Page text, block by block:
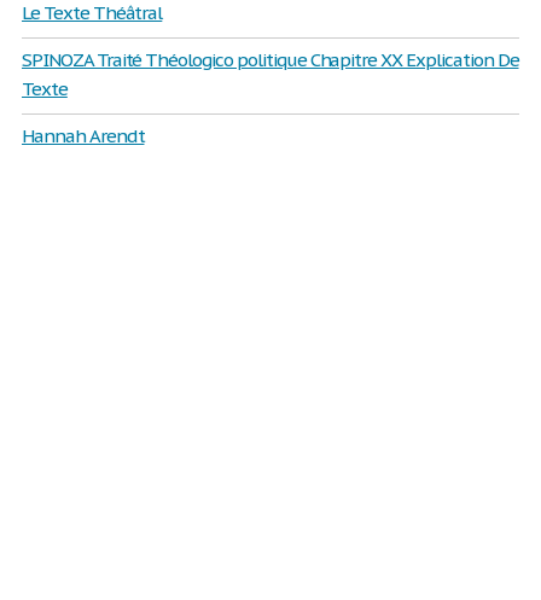
Le Texte Théâtral
SPINOZA Traité Théologico politique Chapitre XX Explication De
Texte
Hannah Arendt